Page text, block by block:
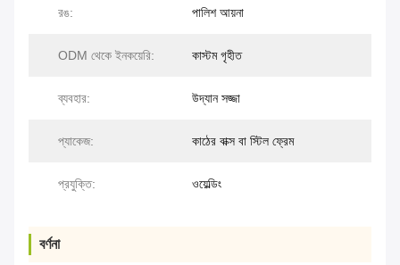
রঙ: পালিশ আয়না
ODM থেকে ইনকয়েরি: কাস্টম গৃহীত
ব্যবহার: উদ্যান সজ্জা
প্যাকেজ: কাঠের বাক্স বা স্টিল ফ্রেম
প্রযুক্তি: ওয়েল্ডিং
বর্ণনা